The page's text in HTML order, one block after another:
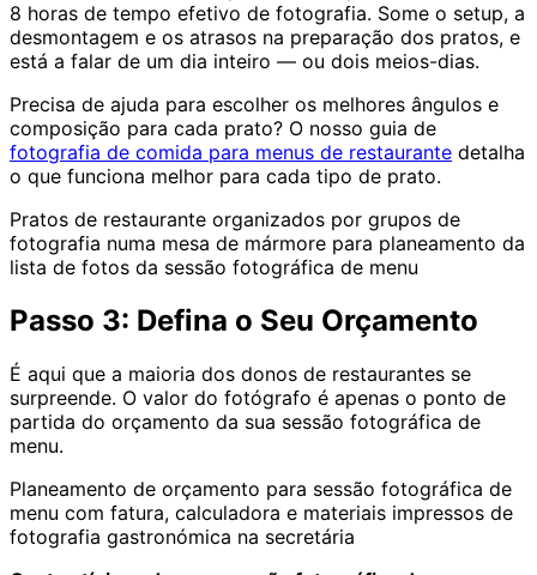
8 horas de tempo efetivo de fotografia. Some o setup, a
desmontagem e os atrasos na preparação dos pratos, e
está a falar de um dia inteiro — ou dois meios-dias.
Precisa de ajuda para escolher os melhores ângulos e
composição para cada prato? O nosso guia de
fotografia de comida para menus de restaurante detalha
o que funciona melhor para cada tipo de prato.
Pratos de restaurante organizados por grupos de
fotografia numa mesa de mármore para planeamento da
lista de fotos da sessão fotográfica de menu
Passo 3: Defina o Seu Orçamento
É aqui que a maioria dos donos de restaurantes se
surpreende. O valor do fotógrafo é apenas o ponto de
partida do orçamento da sua sessão fotográfica de
menu.
Planeamento de orçamento para sessão fotográfica de
menu com fatura, calculadora e materiais impressos de
fotografia gastronómica na secretária